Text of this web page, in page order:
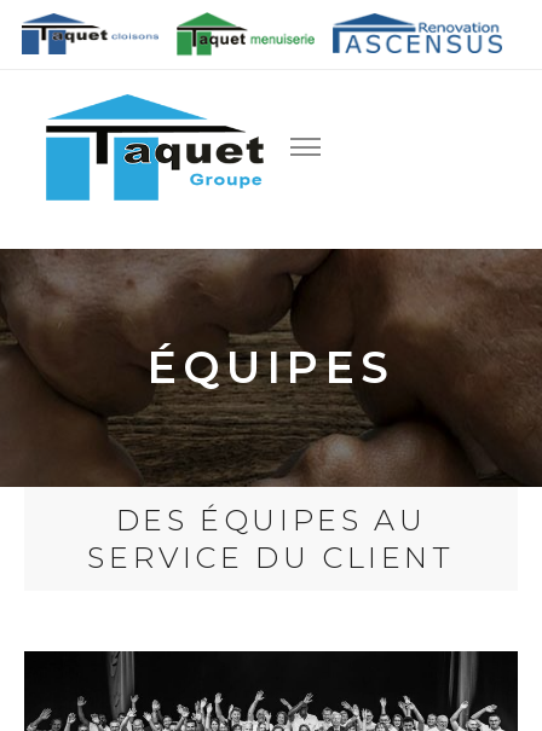
GROUPE TAQUET
Cloisons, Doublages, Faux-Plafonds, Menuiserie Intérieure,
Rénovation TCE-ITE
ÉQUIPES
DES ÉQUIPES AU
SERVICE DU CLIENT